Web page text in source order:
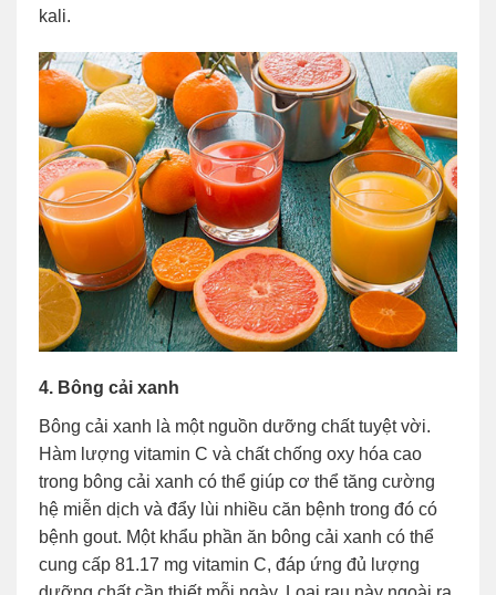
kali.
4. Bông cải xanh
Bông cải xanh là một nguồn dưỡng chất tuyệt vời.
Hàm lượng vitamin C và chất chống oxy hóa cao
trong bông cải xanh có thể giúp cơ thể tăng cường
hệ miễn dịch và đẩy lùi nhiều căn bệnh trong đó có
bệnh gout. Một khẩu phần ăn bông cải xanh có thể
cung cấp 81.17 mg vitamin C, đáp ứng đủ lượng